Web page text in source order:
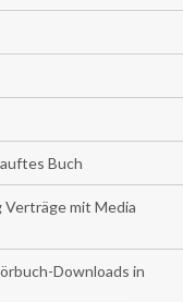
Buch
mit Media
Downloads in